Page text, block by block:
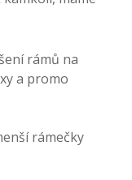
rámů na
a promo
rámečky